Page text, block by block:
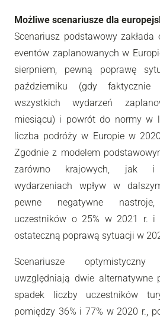
Możliwe scenariusze dla
Scenariusz podstawowy zakłada
eventów zaplanowanych w
sierpniem, pewną poprawę
październiku (gdy
wszystkich wydarzeń
miesiącu) i powrót do normy w
liczba podróży w Europie w
Zgodnie z modelem
zarówno krajowych, jak i
wydarzeniach wpływ w
pewne negatywne
uczestników o 25% w 2021 r. i
ostateczną poprawą sytuacji w
Scenariusze
uwzględniają dwie alternatywne
spadek liczby uczestników
pomiędzy 36% i 77% w 2020 r.,